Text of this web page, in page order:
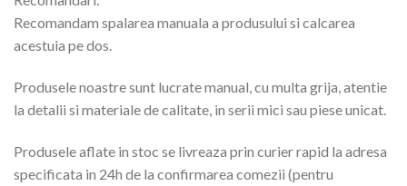
Recomandam spalarea manuala a produsului si calcarea
acestuia pe dos.
Produsele noastre sunt lucrate manual, cu multa grija, atentie
la detalii si materiale de calitate, in serii mici sau piese unicat.
Produsele aflate in stoc se livreaza prin curier rapid la adresa
specificata in 24h de la confirmarea comezii (pentru